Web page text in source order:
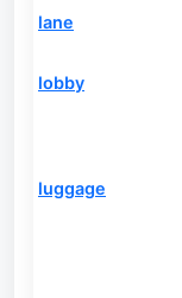
lane
lobby
luggage